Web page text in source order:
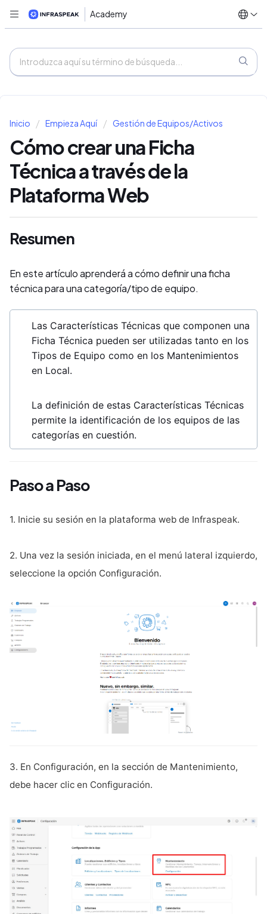
Academy
Inicio Empieza Aquí Gestión de Equipos/Activos
Cómo crear una Ficha
Técnica a través de la
Plataforma Web
Resumen
En este artículo aprenderá a cómo definir una ficha
técnica para una categoría/tipo de equipo.
Las Características Técnicas que componen una
Ficha Técnica pueden ser utilizadas tanto en los
Tipos de Equipo como en los Mantenimientos
en Local.
La definición de estas Características Técnicas
permite la identificación de los equipos de las
categorías en cuestión.
Paso a Paso
1. Inicie su sesión en la plataforma web de Infraspeak.
2. Una vez la sesión iniciada, en el menú lateral izquierdo,
seleccione la opción Configuración.
3. En Configuración, en la sección de Mantenimiento,
debe hacer clic en Configuración.